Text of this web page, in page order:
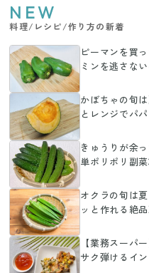
NEW
料理/レシピ/作り方の新着
ピーマンを買
ミンを逃さな
かぼちゃの旬
とレンジでパ
きゅうりが余
単ポリポリ副
オクラの旬は
ッと作れる絶
【業務スーパ
サク弾けるイ